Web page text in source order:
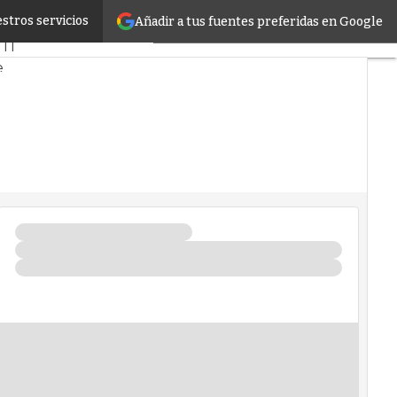
Añadir a tus fuentes preferidas en Google
servicios
Proyectos